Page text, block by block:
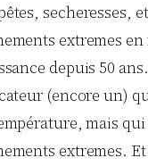
secheresses,
extremes
depuis 50
(encore un)
mais
extremes.